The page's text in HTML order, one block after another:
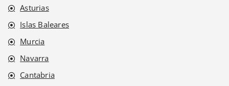
Asturias
Islas Baleares
Murcia
Navarra
Cantabria